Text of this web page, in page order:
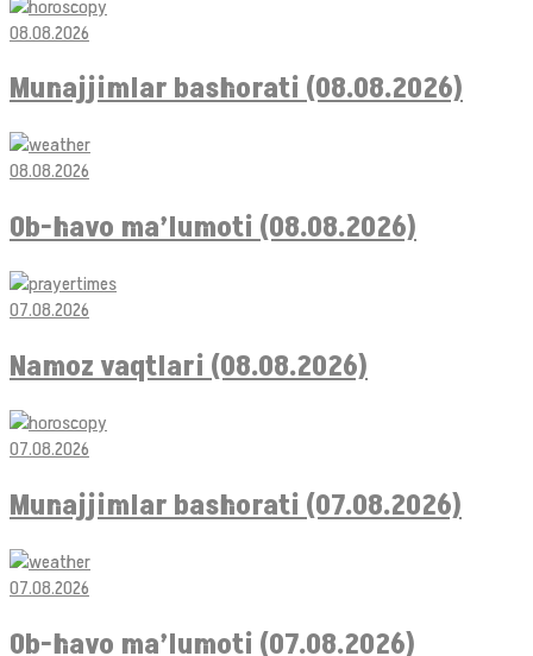
08.08.2026
Munajjimlar bashorati (08.08.2026)
08.08.2026
Ob-havo ma’lumoti (08.08.2026)
07.08.2026
Namoz vaqtlari (08.08.2026)
07.08.2026
Munajjimlar bashorati (07.08.2026)
07.08.2026
Ob-havo ma’lumoti (07.08.2026)